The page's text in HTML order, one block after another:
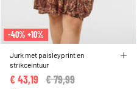
-40% +10%
Jurk met paisleyprint en
strikceintuur
Price reduced from
€ 79,99
€ 43,19